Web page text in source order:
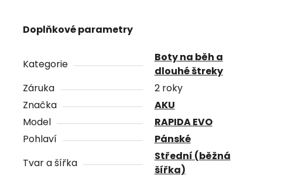
Doplňkové parametry
Kategorie
Boty na běh a
dlouhé štreky
Záruka
2 roky
Značka
AKU
Model
RAPIDA EVO
Pohlaví
Pánské
Tvar a šířka
Střední (běžná
šířka)